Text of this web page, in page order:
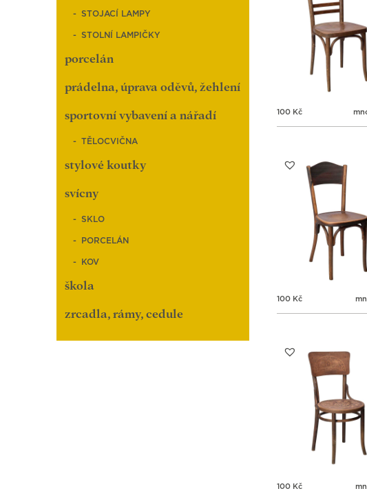
STOJACÍ LAMPY
STOLNÍ LAMPIČKY
porcelán
prádelna, úprava oděvů, žehlení
sportovní vybavení a nářadí
TĚLOCVIČNA
stylové koutky
svícny
SKLO
PORCELÁN
KOV
škola
zrcadla, rámy, cedule
100 Kč
100 Kč
100 Kč